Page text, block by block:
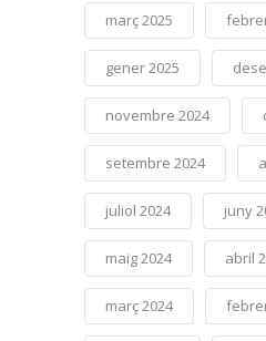
març 2025
gener 2025
novembre 2024
setembre 2024
juliol 2024 juny
maig 2024 abril
març 2024